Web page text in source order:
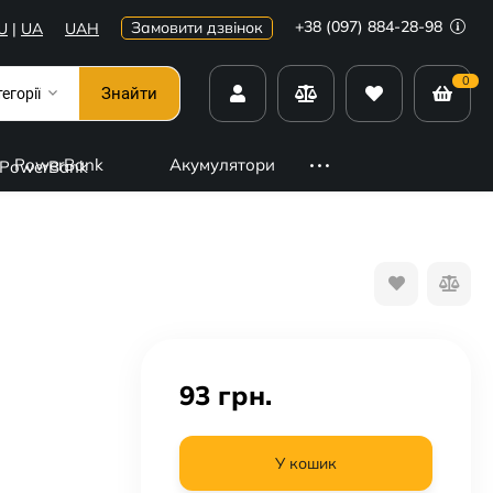
| UA UAH Замовити дзвінок +38 (097) 884-28-98
Знайти
0
PowerBank Акумулятори
93 грн.
У кошик